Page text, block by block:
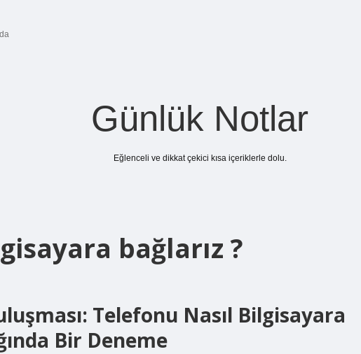
Günlük Notlar
Eğlenceli ve dikkat çekici kısa içeriklerle dolu.
bağlarız ?
Telefonu Nasıl Bilgisayara
Bir Deneme